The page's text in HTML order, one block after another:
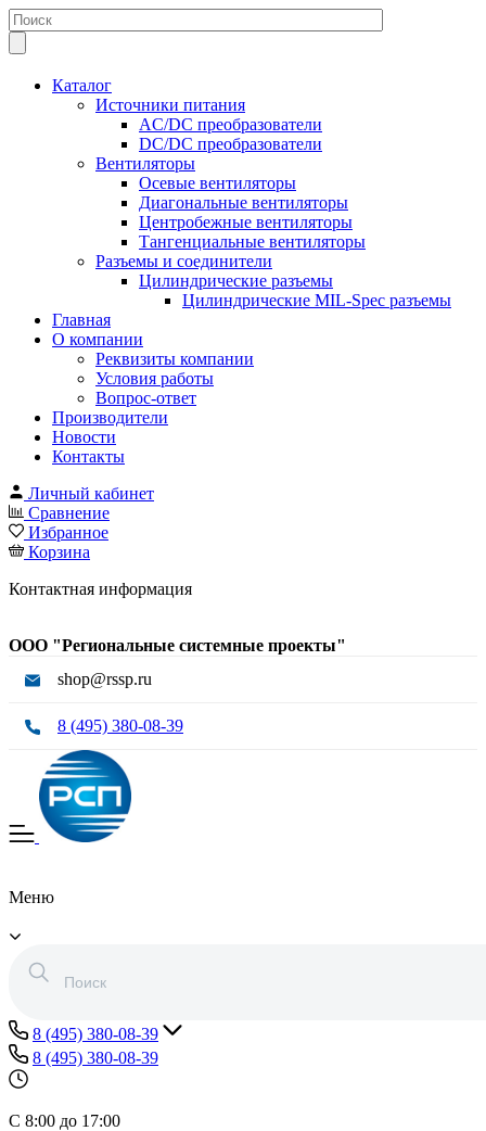
Каталог
Источники питания
AC/DC преобразователи
DC/DC преобразователи
Вентиляторы
Осевые вентиляторы
Диагональные вентиляторы
Центробежные вентиляторы
Тангенциальные вентиляторы
Разъемы и соединители
Цилиндрические разъемы
Цилиндрические MIL-Spec разъемы
Главная
О компании
Реквизиты компании
Условия работы
Вопрос-ответ
Производители
Новости
Контакты
Личный кабинет
Сравнение
Избранное
Корзина
Контактная информация
ООО "Региональные системные проекты"
shop@rssp.ru
8 (495) 380-08-39
Меню
8 (495) 380-08-39
8 (495) 380-08-39
С 8:00 до 17:00